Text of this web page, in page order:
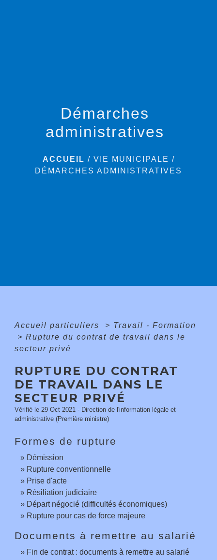
Démarches
administratives
ACCUEIL / VIE MUNICIPALE /
DÉMARCHES ADMINISTRATIVES
Accueil particuliers > Travail - Formation
> Rupture du contrat de travail dans le
secteur privé
RUPTURE DU CONTRAT
DE TRAVAIL DANS LE
SECTEUR PRIVÉ
Vérifié le 29 Oct 2021 - Direction de l'information légale et
administrative (Première ministre)
Formes de rupture
Démission
Rupture conventionnelle
Prise d'acte
Résiliation judiciaire
Départ négocié (difficultés économiques)
Rupture pour cas de force majeure
Documents à remettre au salarié
Fin de contrat : documents à remettre au salarié